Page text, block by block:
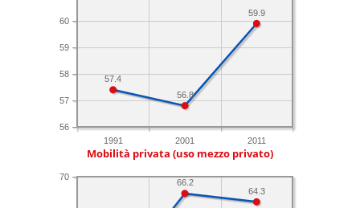
1991 2001 2011
56
57
58
59
60
59.9
56.8
57.4
Mobilità privata (uso mezzo privato)
70
64.3
66.2